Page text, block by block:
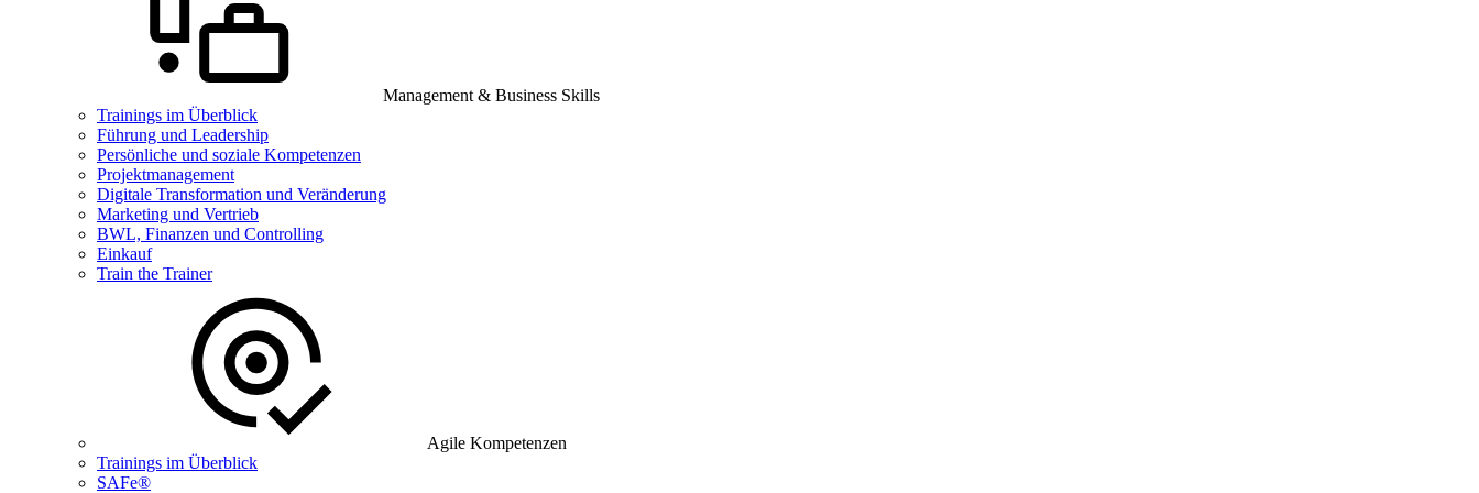
Management & Business Skills
Trainings im Überblick
Führung und Leadership
Persönliche und soziale Kompetenzen
Projektmanagement
Digitale Transformation und Veränderung
Marketing und Vertrieb
BWL, Finanzen und Controlling
Einkauf
Train the Trainer
Agile Kompetenzen
Trainings im Überblick
SAFe®